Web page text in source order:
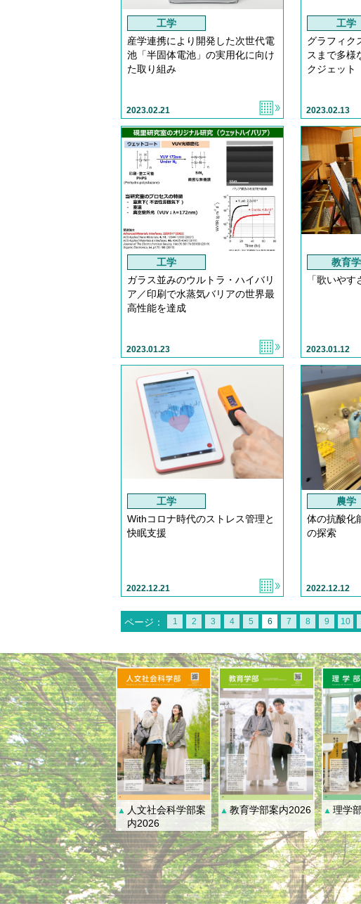
工学
産学連携により開発した次世代電
池「半固体電池」の実用化に向け
た取り組み
2023.02.21
工学
グラフィク
スまで多様
クジェット
2023.02.13
工学
ガラス並みのウルトラ・ハイバリ
ア／印刷で水蒸気バリアの世界最
高性能を達成
2023.01.23
教育学
「歌いやす
2023.01.12
工学
Withコロナ時代のストレス管理と
快眠支援
2022.12.21
農学
体の抗酸化
の探索
2022.12.12
ページ： 1 2 3 4 5 6 7 8 9 10
▲ 人文社会科学部案
内2026
▲ 教育学部案内2026 ▲ 理学